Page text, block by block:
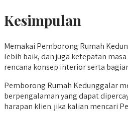
Kesimpulan
Memakai Pemborong Rumah
lebih baik, dan juga ketepatan
rencana konsep interior serta
Pemborong Rumah Kedunggalar
berpengalaman yang dapat
harapan klien. jika kalian mencari